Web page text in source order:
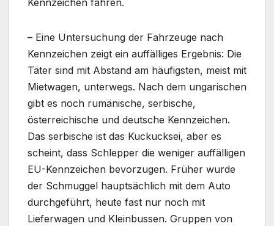
Kennzeichen fahren.
– Eine Untersuchung der Fahrzeuge nach
Kennzeichen zeigt ein auffälliges Ergebnis: Die
Täter sind mit Abstand am häufigsten, meist mit
Mietwagen, unterwegs. Nach dem ungarischen
gibt es noch rumänische, serbische,
österreichische und deutsche Kennzeichen.
Das serbische ist das Kuckucksei, aber es
scheint, dass Schlepper die weniger auffälligen
EU-Kennzeichen bevorzugen. Früher wurde
der Schmuggel hauptsächlich mit dem Auto
durchgeführt, heute fast nur noch mit
Lieferwagen und Kleinbussen. Gruppen von